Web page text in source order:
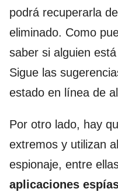
podrá recuperarla
eliminado. Como
saber si alguien
Sigue las
estado en línea de
Por otro lado, hay
extremos y utilizan
espionaje, entre
aplicaciones